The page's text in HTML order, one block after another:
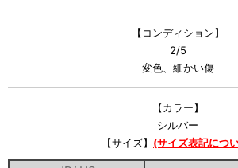
【コンディション】
2/5
変色、細かい傷
【カラー】
シルバー
【サイズ】 (サイズ表記につ